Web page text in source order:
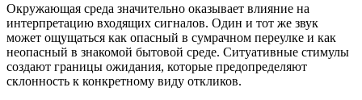
Окружающая среда значительно оказывает влияние на
интерпретацию входящих сигналов. Один и тот же звук
может ощущаться как опасный в сумрачном переулке и как
неопасный в знакомой бытовой среде. Ситуативные стимулы
создают границы ожидания, которые предопределяют
склонность к конкретному виду откликов.